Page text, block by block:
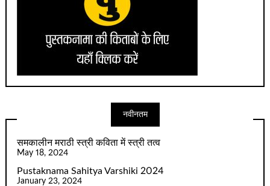
नवीनतम
समकालीन मराठी स्त्री कविता में स्त्री तत्व
May 18, 2024
Pustaknama Sahitya Varshiki 2024
January 23, 2024